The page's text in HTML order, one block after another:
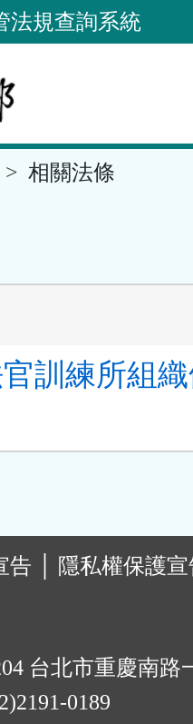
法規查詢系統
相關法條
訓練所組
告
隱私權保護
台北市重慶南路
0189